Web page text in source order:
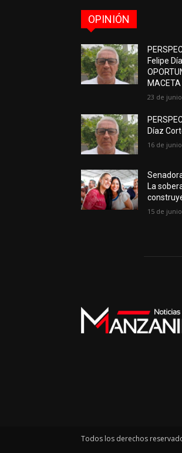
OPINIÓN
Felipe
MACETA
23 de
Díaz
16 de
La
15 de
Todos los derechos